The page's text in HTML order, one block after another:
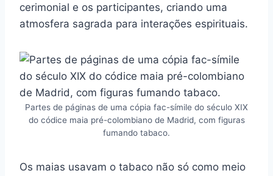
cerimonial e os participantes, criando uma
atmosfera sagrada para interações espirituais.
Partes de páginas de uma cópia fac-símile do século XIX
do códice maia pré-colombiano de Madrid, com figuras
fumando tabaco.
Os maias usavam o tabaco não só como meio